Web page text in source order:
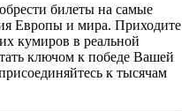
билеты на самые
Европы и мира. Приходите
кумиров в реальной
ключом к победе Вашей
к тысячам